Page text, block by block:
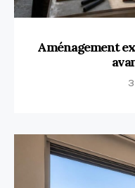
Aménagement